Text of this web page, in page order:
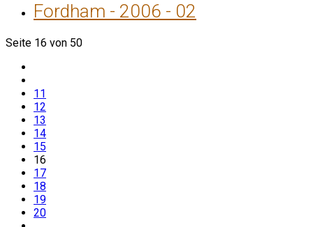
Fordham - 2006 - 02
Seite 16 von 50
11
12
13
14
15
16
17
18
19
20